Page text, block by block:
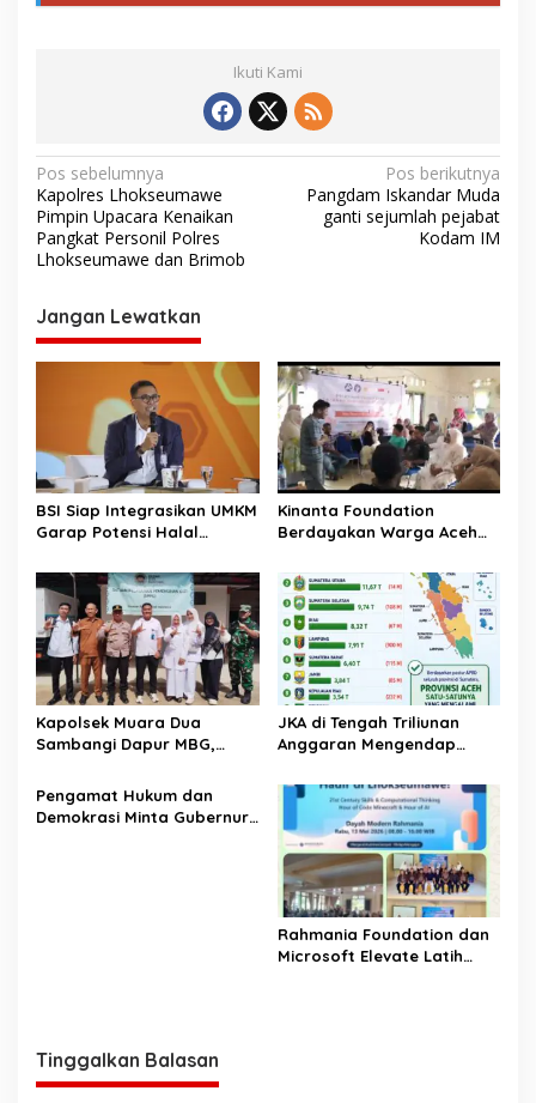
Ikuti Kami
N
a
v
i
g
a
p
o
s
Pos sebelumnya
Kapolres Lhokseumawe
Pimpin Upacara Kenaikan
Pangkat Personil Polres
Lhokseumawe dan Brimob
Pos berikutnya
Pangdam Iskandar Muda
ganti sejumlah pejabat
Kodam IM
Jangan Lewatkan
BSI Siap Integrasikan UMKM
Garap Potensi Halal
Kinanta Foundation
Berdayakan Warga Aceh
Psikososial
Kapolsek Muara Dua
Sambangi Dapur MBG,
Bergizi Gratis Berjalan
Sesuai SOP
JKA di Tengah Triliunan
Anggaran Mengendap
dan kualitas belanja publik
pemerintah Aceh
‎Pengamat Hukum dan
Demokrasi Minta Gubernur
Rahmania Foundation dan
Microsoft Elevate Latih
Tinggalkan Balasan